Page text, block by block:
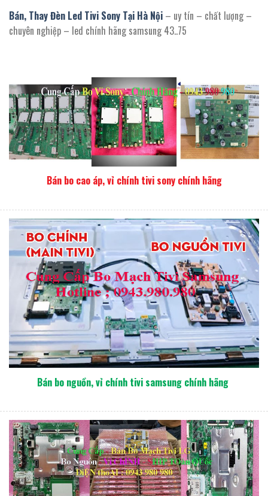
Bán, Thay Đèn Led Tivi Sony Tại Hà Nội – uy tín – chất lượng –
chuyên nghiệp – led chính hãng samsung 43..75
Bán bo cao áp, vỉ chính tivi sony chính hãng
Bán bo nguồn, vỉ chính tivi samsung chính hãng